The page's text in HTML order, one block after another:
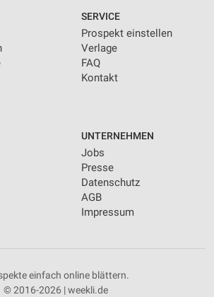
SERVICE
Prospekt einstellen
Verlage
FAQ
Kontakt
UNTERNEHMEN
Jobs
Presse
Datenschutz
AGB
Impressum
einfach online blättern.
© 2016-2026 | weekli.de